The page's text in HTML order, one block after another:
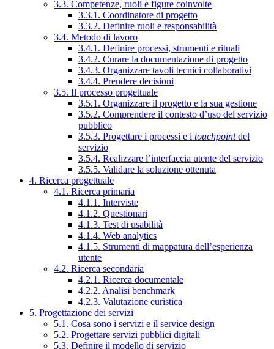
3.3. Competenze, ruoli e figure coinvolte
3.3.1. Coordinatore di progetto
3.3.2. Definire ruoli e responsabilità
3.4. Metodo di lavoro
3.4.1. Definire processi, strumenti e rituali
3.4.2. Curare la documentazione di progetto
3.4.3. Organizzare tavoli tecnici collaborativi
3.4.4. Prendere decisioni
3.5. Il processo progettuale
3.5.1. Organizzare il progetto e la sua gestione
3.5.2. Comprendere il contesto d’uso del servizio
pubblico
3.5.3. Progettare i processi e i touchpointdel
servizio
3.5.4. Realizzare l’interfaccia utente del servizio
3.5.5. Validare la soluzione ottenuta
4. Ricerca progettuale
4.1. Ricerca primaria
4.1.1. Interviste
4.1.2. Questionari
4.1.3. Test di usabilità
4.1.4. Web analytics
4.1.5. Strumenti di mappatura dell’esperienza
utente
4.2. Ricerca secondaria
4.2.1. Ricerca documentale
4.2.2. Analisi benchmark
4.2.3. Valutazione euristica
5. Progettazione dei servizi
5.1. Cosa sono i servizi e il service design
5.2. Progettare servizi pubblici digitali
5.3. Definire il modello di servizio